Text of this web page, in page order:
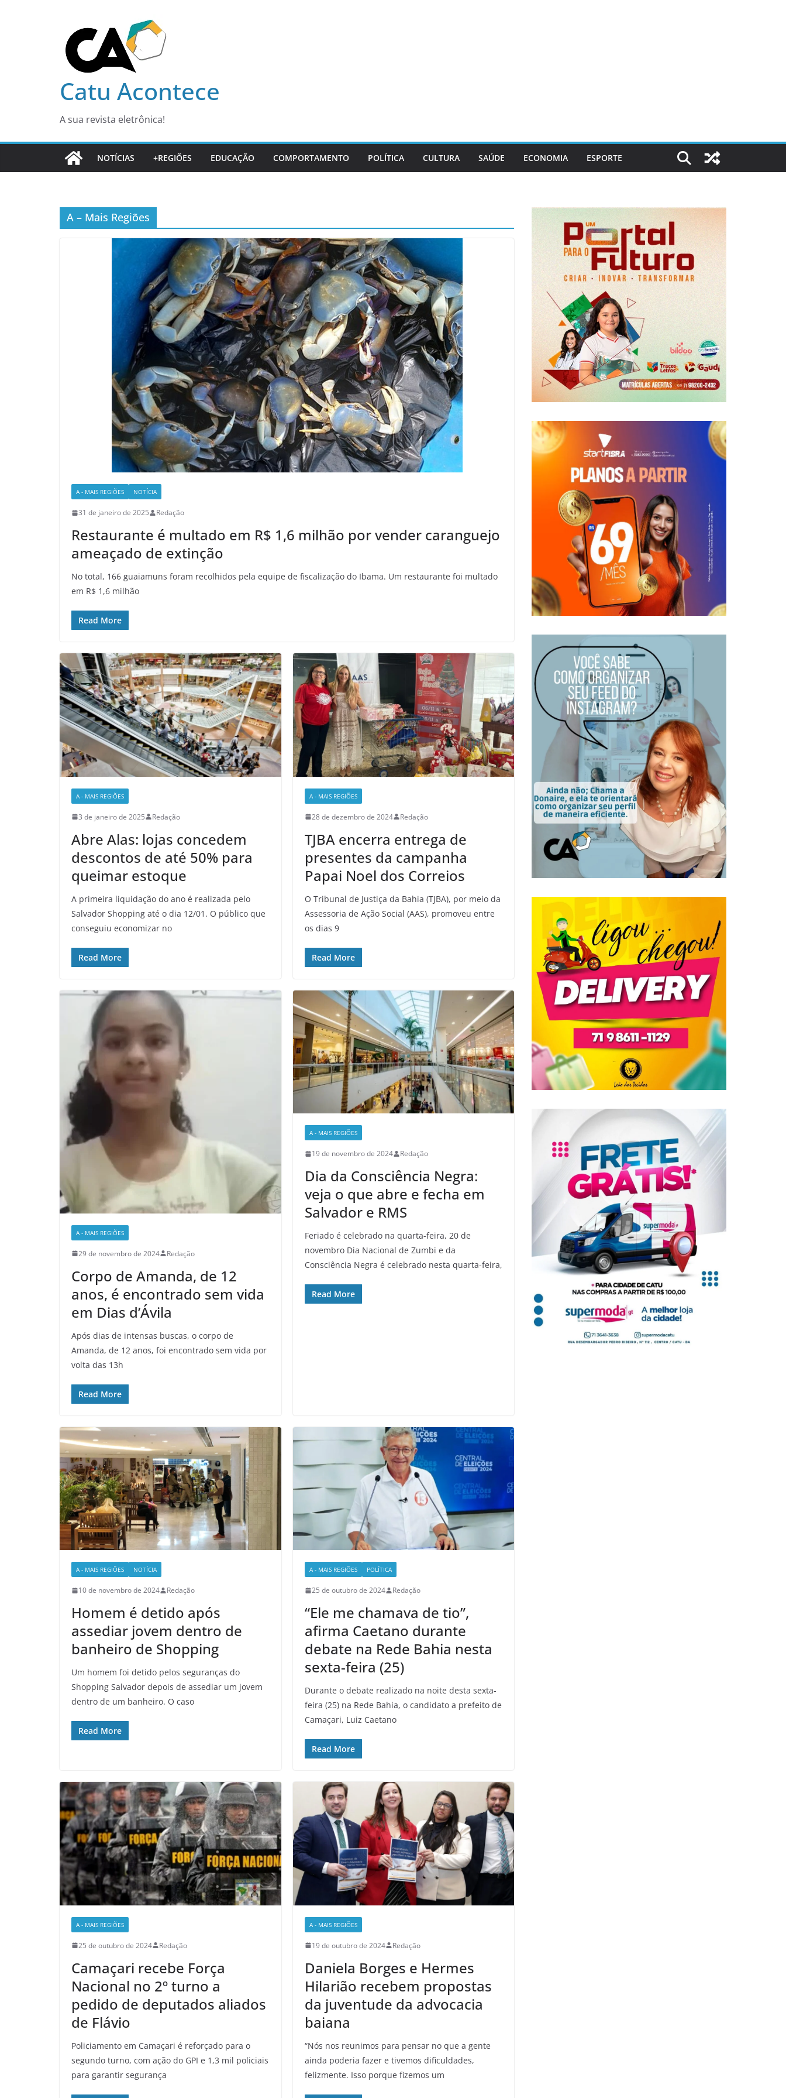
Catu Acontece
A sua revista eletrônica!
NOTÍCIAS +REGIÕES EDUCAÇÃO COMPORTAMENTO POLÍTICA CULTURA SAÚDE ECONOMIA ESPORTE
A – Mais Regiões
A - MAIS REGIÕES NOTÍCIA
31 de janeiro de 2025 Redação
Restaurante é multado em R$ 1,6 milhão por vender caranguejo
ameaçado de extinção
No total, 166 guaiamuns foram recolhidos pela equipe de fiscalização do Ibama. Um restaurante foi multado
em R$ 1,6 milhão
Read More
A - MAIS REGIÕES
3 de janeiro de 2025 Redação
Abre Alas: lojas concedem
descontos de até 50% para
queimar estoque
A primeira liquidação do ano é realizada pelo
Salvador Shopping até o dia 12/01. O público que
conseguiu economizar no
Read More
A - MAIS REGIÕES
28 de dezembro de 2024 Redação
TJBA encerra entrega de
presentes da campanha
Papai Noel dos Correios
O Tribunal de Justiça da Bahia (TJBA), por meio da
Assessoria de Ação Social (AAS), promoveu entre
os dias 9
Read More
A - MAIS REGIÕES
29 de novembro de 2024 Redação
Corpo de Amanda, de 12
anos, é encontrado sem vida
em Dias d’Ávila
Após dias de intensas buscas, o corpo de
Amanda, de 12 anos, foi encontrado sem vida por
volta das 13h
Read More
A - MAIS REGIÕES
19 de novembro de 2024 Redação
Dia da Consciência Negra:
veja o que abre e fecha em
Salvador e RMS
Feriado é celebrado na quarta-feira, 20 de
novembro Dia Nacional de Zumbi e da
Consciência Negra é celebrado nesta quarta-feira,
Read More
A - MAIS REGIÕES NOTÍCIA
10 de novembro de 2024 Redação
Homem é detido após
assediar jovem dentro de
banheiro de Shopping
Um homem foi detido pelos seguranças do
Shopping Salvador depois de assediar um jovem
dentro de um banheiro. O caso
Read More
A - MAIS REGIÕES POLÍTICA
25 de outubro de 2024 Redação
“Ele me chamava de tio”,
afirma Caetano durante
debate na Rede Bahia nesta
sexta-feira (25)
Durante o debate realizado na noite desta sexta-
feira (25) na Rede Bahia, o candidato a prefeito de
Camaçari, Luiz Caetano
Read More
A - MAIS REGIÕES
25 de outubro de 2024 Redação
Camaçari recebe Força
Nacional no 2º turno a
pedido de deputados aliados
de Flávio
Policiamento em Camaçari é reforçado para o
segundo turno, com ação do GPI e 1,3 mil policiais
para garantir segurança
A - MAIS REGIÕES
19 de outubro de 2024 Redação
Daniela Borges e Hermes
Hilarião recebem propostas
da juventude da advocacia
baiana
“Nós nos reunimos para pensar no que a gente
ainda poderia fazer e tivemos dificuldades,
felizmente. Isso porque fizemos um